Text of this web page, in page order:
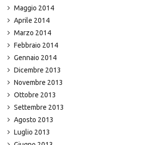
Maggio 2014
Aprile 2014
Marzo 2014
Febbraio 2014
Gennaio 2014
Dicembre 2013
Novembre 2013
Ottobre 2013
Settembre 2013
Agosto 2013
Luglio 2013